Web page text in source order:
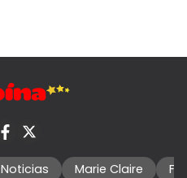
Noticias Marie Claire